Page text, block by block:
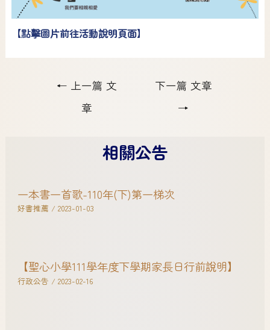
【點擊圖片前往活動說明頁面】
← 上一篇 文
章
下一篇 文章
→
相關公告
一本書一首歌-110年(下)第一梯次
好書推薦 / 2023-01-03
【聖心小學111學年度下學期家長日行前說明】
行政公告 / 2023-02-16